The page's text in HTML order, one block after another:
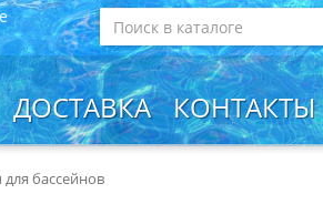
ДОСТАВКА КОНТАКТЫ
бассейнов